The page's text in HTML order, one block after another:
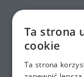
Ta strona
cookie
Ta strona